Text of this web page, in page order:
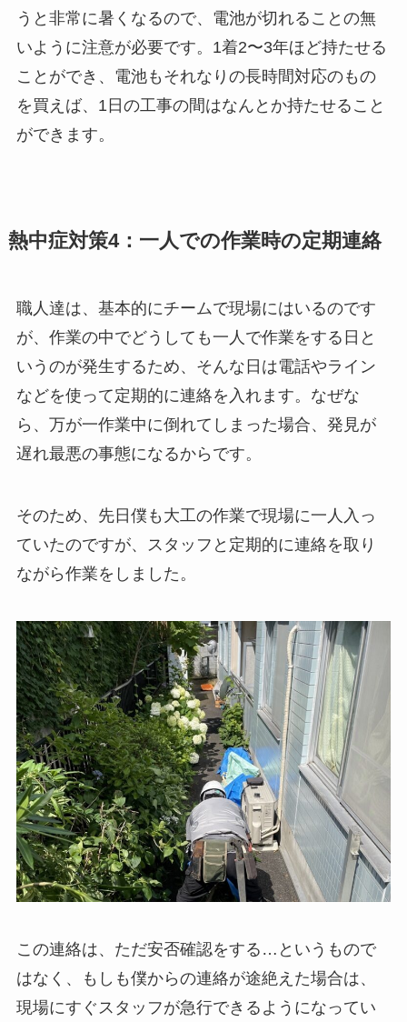
うと非常に暑くなるので、電池が切れることの無
いように注意が必要です。1着2〜3年ほど持たせる
ことができ、電池もそれなりの長時間対応のもの
を買えば、1日の工事の間はなんとか持たせること
ができます。
熱中症対策4：一人での作業時の定期連絡
職人達は、基本的にチームで現場にはいるのです
が、作業の中でどうしても一人で作業をする日と
いうのが発生するため、そんな日は電話やライン
などを使って定期的に連絡を入れます。なぜな
ら、万が一作業中に倒れてしまった場合、発見が
遅れ最悪の事態になるからです。
そのため、先日僕も大工の作業で現場に一人入っ
ていたのですが、スタッフと定期的に連絡を取り
ながら作業をしました。
この連絡は、ただ安否確認をする…というもので
はなく、もしも僕からの連絡が途絶えた場合は、
現場にすぐスタッフが急行できるようになってい